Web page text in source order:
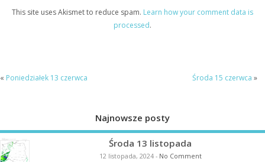
This site uses Akismet to reduce spam. Learn how your comment data is
processed.
« Poniedziałek 13 czerwca Środa 15 czerwca »
Najnowsze posty
Środa 13 listopada
12 listopada, 2024- No Comment